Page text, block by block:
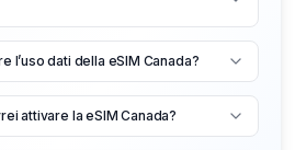
l’uso dati della eSIM Canada?
attivare la eSIM Canada?